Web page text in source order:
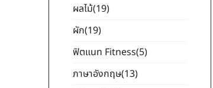
ผลไม้(19)
ผัก(19)
ฟิตแนท Fitness(5)
ภาษาอังกฤษ(13)